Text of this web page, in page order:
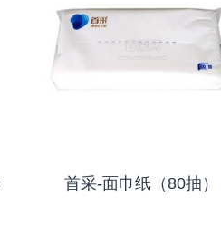
首采-面巾纸（80抽）